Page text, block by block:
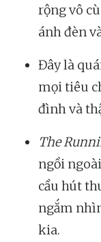
rộng vô
ánh đèn
Đây là
mọi tiêu
đình và
The
ngồi
cầu hút
ngắm
kia.